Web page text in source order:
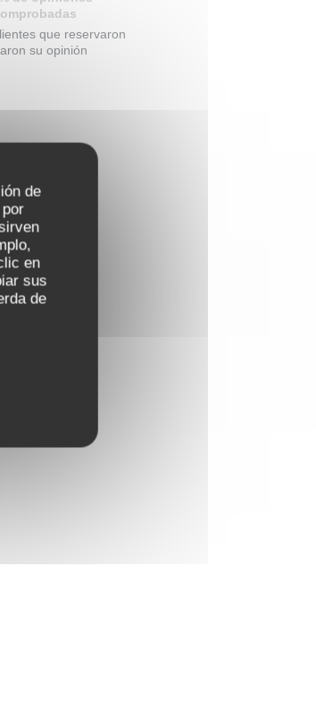
de
en
sus
de
que reservaron
su opinión